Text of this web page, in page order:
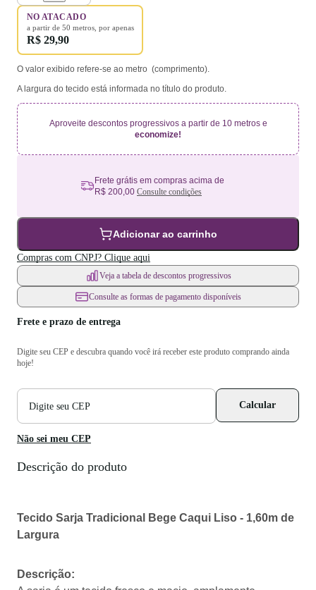
NO ATACADO
a partir de 50 metros, por apenas
R$ 29,90
O valor exibido refere-se ao metro (comprimento).
A largura do tecido está informada no título do produto.
Aproveite descontos progressivos a partir de 10 metros e
economize!
Frete grátis em compras acima de
R$ 200,00 Consulte condições
Adicionar ao carrinho
Compras com CNPJ? Clique aqui
Veja a tabela de descontos progressivos
Consulte as formas de pagamento disponíveis
Frete e prazo de entrega
Digite seu CEP e descubra quando você irá receber este produto comprando ainda
hoje!
CEP
para
cálculo
frete
Calcular
Não sei meu CEP
Descrição do produto
Tecido Sarja Tradicional Bege Caqui Liso - 1,60m de
Largura
Descrição: